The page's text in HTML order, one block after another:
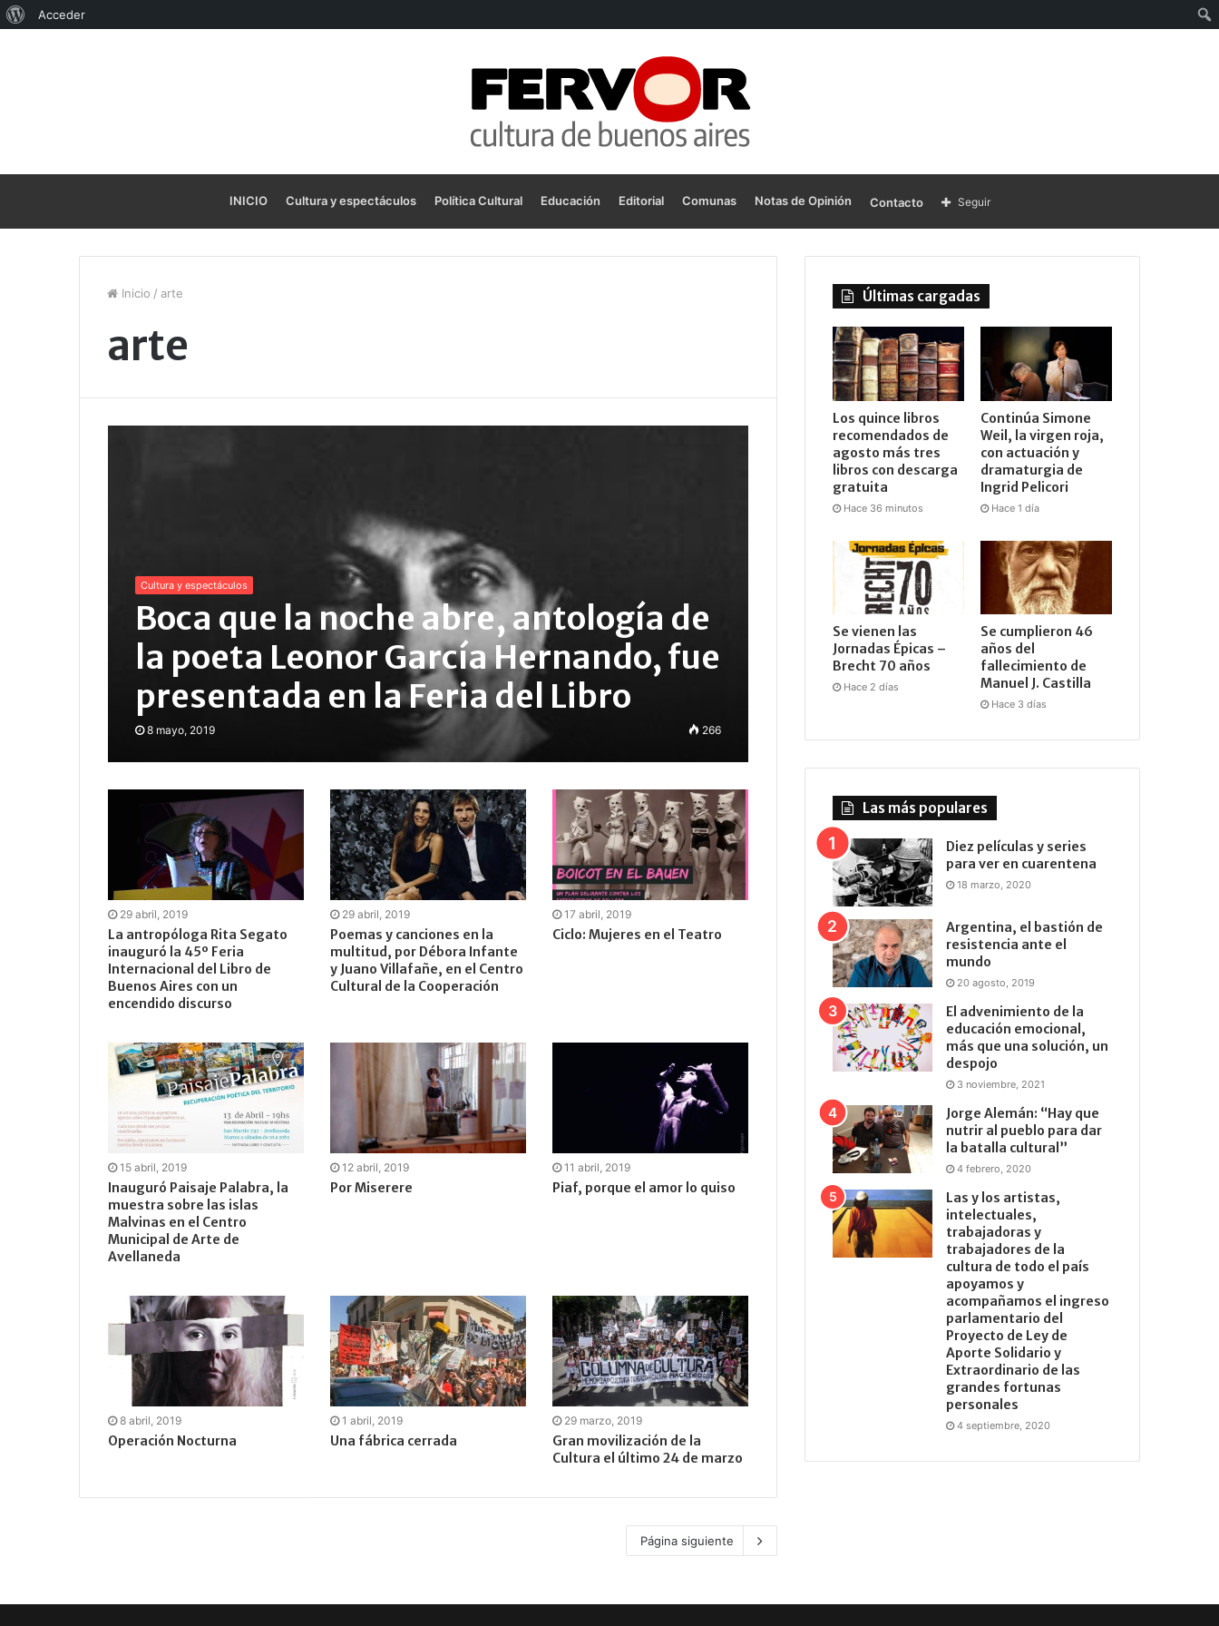
INICIO Cultura y espectáculos Política Cultural Educación Editorial Comunas Notas de Opinión Contacto Seguir
Inicio / arte
arte
Cultura y espectáculos
Boca que la noche abre, antología de
la poeta Leonor García Hernando, fue
presentada en la Feria del Libro
8 mayo, 2019 266
29 abril, 2019
La antropóloga Rita Segato
inauguró la 45º Feria
Internacional del Libro de
Buenos Aires con un
encendido discurso
29 abril, 2019
Poemas y canciones en la
multitud, por Débora Infante
y Juano Villafañe, en el Centro
Cultural de la Cooperación
17 abril, 2019
Ciclo: Mujeres en el Teatro
15 abril, 2019
Inauguró Paisaje Palabra, la
muestra sobre las islas
Malvinas en el Centro
Municipal de Arte de
Avellaneda
12 abril, 2019
Por Miserere
11 abril, 2019
Piaf, porque el amor lo quiso
8 abril, 2019
Operación Nocturna
1 abril, 2019
Una fábrica cerrada
29 marzo, 2019
Gran movilización de la
Cultura el último 24 de marzo
Página siguiente
Últimas cargadas
Los quince libros
recomendados de
agosto más tres
libros con descarga
gratuita
Hace 36 minutos
Continúa Simone
Weil, la virgen roja,
con actuación y
dramaturgia de
Ingrid Pelicori
Hace 1 día
Se vienen las
Jornadas Épicas –
Brecht 70 años
Hace 2 días
Se cumplieron 46
años del
fallecimiento de
Manuel J. Castilla
Hace 3 días
Las más populares
Diez películas y series
para ver en cuarentena
18 marzo, 2020
Argentina, el bastión de
resistencia ante el
mundo
20 agosto, 2019
El advenimiento de la
educación emocional,
más que una solución, un
despojo
3 noviembre, 2021
Jorge Alemán: “Hay que
nutrir al pueblo para dar
la batalla cultural”
4 febrero, 2020
Las y los artistas,
intelectuales,
trabajadoras y
trabajadores de la
cultura de todo el país
apoyamos y
acompañamos el ingreso
parlamentario del
Proyecto de Ley de
Aporte Solidario y
Extraordinario de las
grandes fortunas
personales
4 septiembre, 2020
Acerca
Acceder